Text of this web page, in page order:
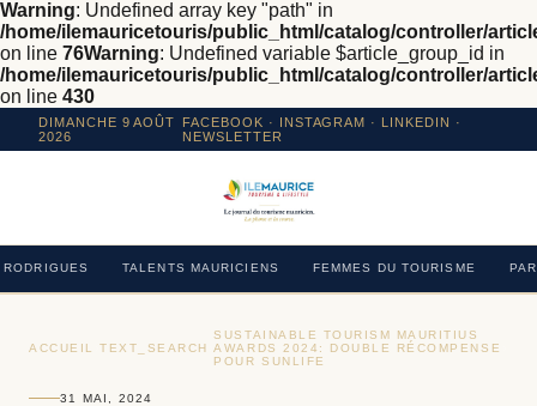
Warning: Undefined array key "path" in
/home/ilemauricetouris/public_html/catalog/controller/
on line 76Warning: Undefined variable $article_group_id in
/home/ilemauricetouris/public_html/catalog/controller/
on line 430
DIMANCHE 9 AOÛT
2026
FACEBOOK · INSTAGRAM · LINKEDIN ·
NEWSLETTER
RODRIGUES TALENTS MAURICIENS FEMMES DU TOURISME
ACCUEIL ›TEXT_SEARCH ›
SUSTAINABLE TOURISM MAURITIUS
AWARDS 2024: DOUBLE RÉCOMPENSE
POUR SUNLIFE
31 MAI, 2024